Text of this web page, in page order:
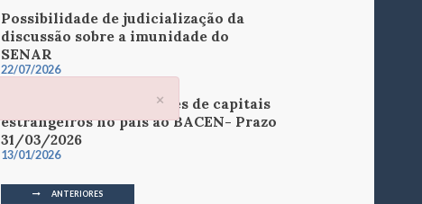
×
Possibilidade de judicialização da
discussão sobre a imunidade do
SENAR
22/07/2026
Prestação de informações de capitais
estrangeiros no país ao BACEN- Prazo
31/03/2026
13/01/2026
ANTERIORES